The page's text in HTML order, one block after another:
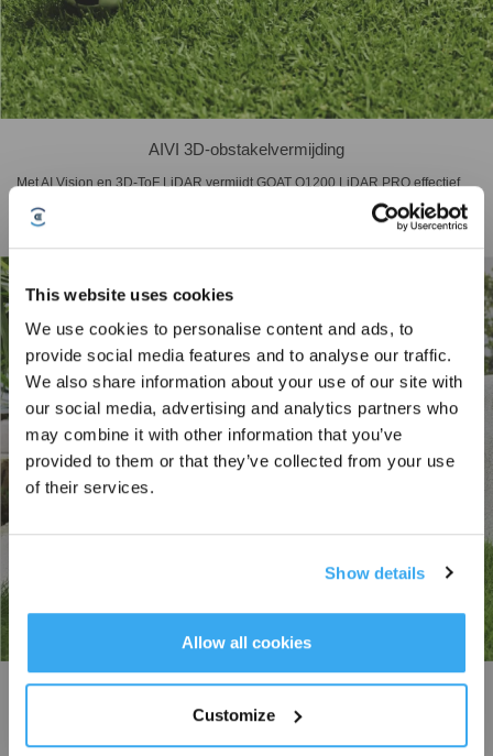
This website uses cookies
We use cookies to personalise content and ads, to
provide social media features and to analyse our traffic.
We also share information about your use of our site with
our social media, advertising and analytics partners who
may combine it with other information that you’ve
provided to them or that they’ve collected from your use
of their services.
Show details
Allow all cookies
Customize
AIVI 3D-obstakelvermijding
Met AI Vision en 3D-ToF LiDAR vermijdt GOAT O1200 LiDAR PRO effectief
meer dan 200 soorten obstakels (waaronder egels) en kan ze stabiel
ontwijken op slechts 5 cm afstand. Snelle detectie en reactie. Bovendien
minimaliseert het ongemaaide resten en houdt het een veilige buffer.
Over smalle paden
Supersmal ontwerp, gecombineerd met intelligente randherkenning,
navigeert moeiteloos over paden tot 0,8 m* zonder tussenkomst.
Schrijf je in en ontvang
3% korting op je bestelling